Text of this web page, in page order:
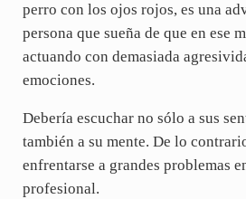
perro con los ojos rojos, es una
persona que sueña de que en ese
actuando con demasiada
emociones.
Debería escuchar no sólo a sus
también a su mente. De lo
enfrentarse a grandes problemas
profesional.